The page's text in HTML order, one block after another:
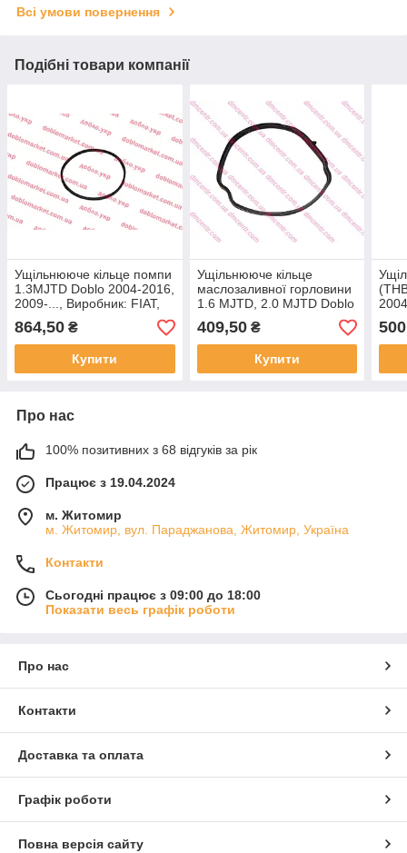
Всі умови повернення
Подібні товари компанії
Ущільнююче кільце помпи
1.3MJTD Doblo 2004-2016,
2009-..., Виробник: FIAT,
OE: 68297489AA,
71732863
864,50 ₴
Купити
Ущільнююче кільце
маслозаливної горловини
1.6 MJTD, 2.0 MJTD Doblo
2009-, Виробник: FIAT, OE:
55212608,
409,50₴
Купити
Про нас
100% позитивних з 68 відгуків за рік
Працює з 19.04.2024
м. Житомир
м. Житомир, вул. Параджанова, Житомир, Україна
Контакти
Сьогодні працює з 09:00 до 18:00
Показати весь графік роботи
Про нас
Контакти
Доставка та оплата
Графік роботи
Повна версія сайту